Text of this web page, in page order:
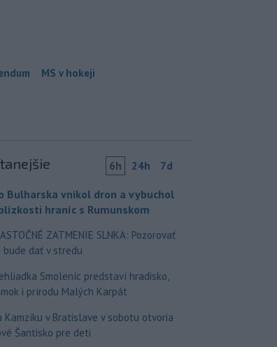
MS v hokeji
6h 24h 7d
Bulharska vnikol dron a vybuchol
hraníc s Rumunskom
ZATMENIE SLNKA: Pozorovať
bude dať v stredu
Smoleníc predstaví hradisko,
i prírodu Malých Karpát
Kamzíku v Bratislave v sobotu otvoria
Šantisko pre deti